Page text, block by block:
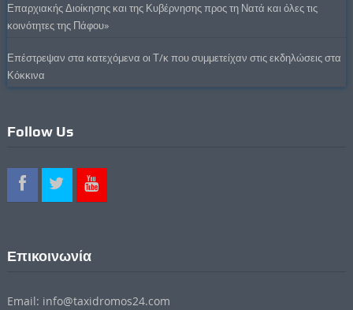
Επαρχιακής Διοίκησης και της Κυβέρνησης προς τη Νατά και όλες τις
κοινότητες της Πάφου»
Επέστρεψαν στα κατεχόμενα οι Τ/κ που συμμετείχαν στις εκδηλώσεις στα
Κόκκινα
Follow Us
Επικοινωνία
Email: info@taxidromos24.com